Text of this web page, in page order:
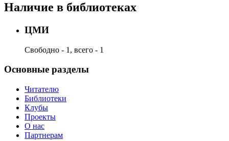
Наличие в библиотеках
ЦМИ
Свободно - 1, всего - 1
Основные разделы
Читателю
Библиотеки
Клубы
Проекты
О нас
Партнерам